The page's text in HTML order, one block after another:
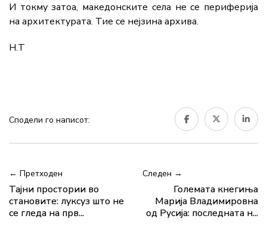
И токму затоа, македонските села не се периферија
на архитектурата. Тие се нејзина архива.
Н.Т
Сподели го написот:
← Претходен
Тајни простории во
становите: луксуз што не
се гледа на прв...
Следен →
Големата кнегиња
Марија Владимировна
од Русија: последната н...